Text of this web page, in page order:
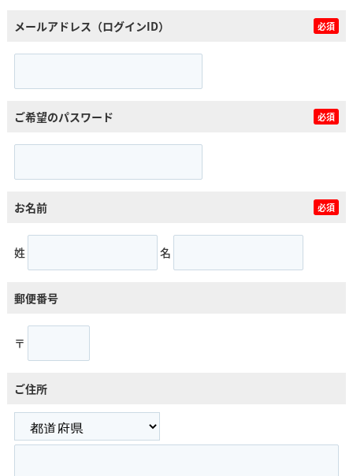
メールアドレス（ログインID） 必須
ご希望のパスワード 必須
お名前 必須
姓 名
郵便番号
〒
ご住所